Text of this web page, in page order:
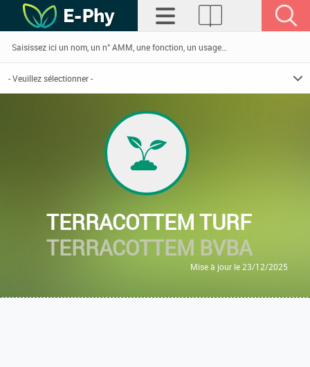
TERRACOTTEM TURF
TERRACOTTEM BVBA
Mise à jour le 23/12/2025